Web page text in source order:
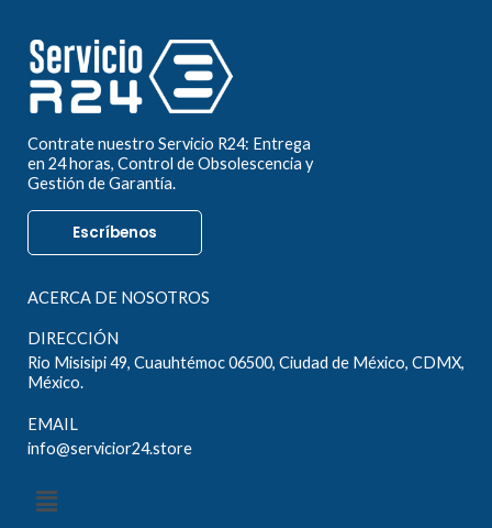
Contrate nuestro Servicio R24: Entrega
en 24 horas, Control de Obsolescencia y
Gestión de Garantía.
Escríbenos
ACERCA DE NOSOTROS
DIRECCIÓN
Rio Misisipi 49, Cuauhtémoc 06500, Ciudad de México, CDMX,
México.
EMAIL
info@servicior24.store
Menú